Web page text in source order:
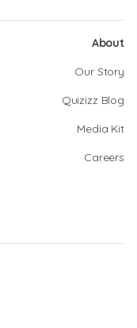
About
Our Story
Quizizz Blog
Media Kit
Careers